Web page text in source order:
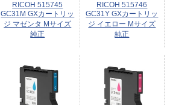
RICOH 515745
GC31M GXカートリッ
ジ マゼンタ Mサイズ
純正
RICOH 515746
GC31Y GXカートリッ
ジ イエロー Mサイズ
純正